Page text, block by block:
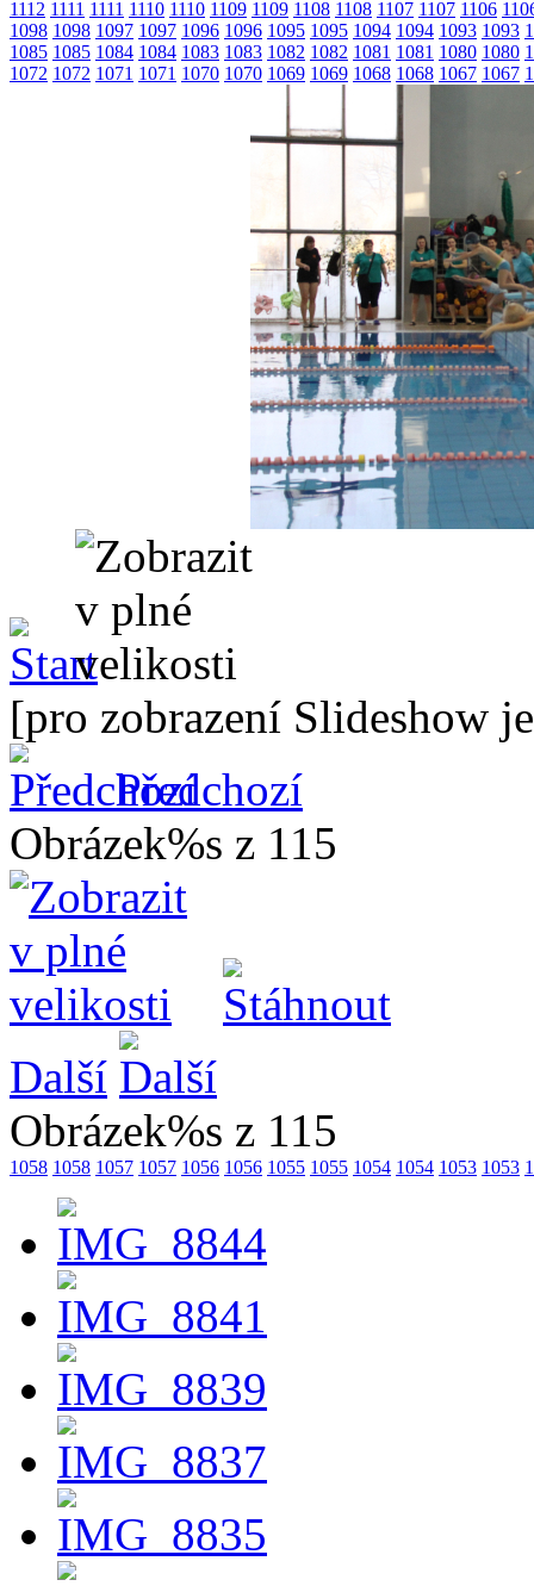
1112 1111 1111 1110 1110 1109 1109 1108 1108 1107 1107 1106
1098 1098 1097 1097 1096 1096 1095 1095 1094 1094 1093 1093
1085 1085 1084 1084 1083 1083 1082 1082 1081 1081 1080 1080
1072 1072 1071 1071 1070 1070 1069 1069 1068 1068 1067 1067
[pro zobrazení Slideshow
Předchozí
Obrázek%s z 115
Další
Obrázek%s z 115
1058 1058 1057 1057 1056 1056 1055 1055 1054 1054 1053 1053